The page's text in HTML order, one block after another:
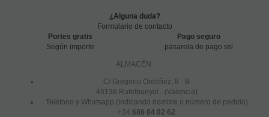
¿Alguna duda?
Formulario de contacto
Portes gratis
Según importe
Pago seguro
pasarela de pago ssl
ALMACÉN:
C/ Gregorio Ordóñez, 8 - B
46138 Rafelbunyol · (Valencia)
Teléfono y Whatsapp (indicando nombre o número de pedido)
+34 686 84 02 62